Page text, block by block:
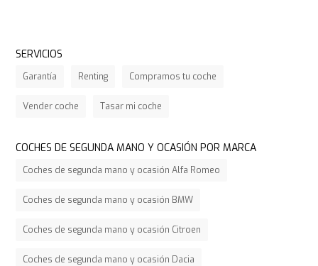
SERVICIOS
Garantía Renting Compramos tu coche
Vender coche Tasar mi coche
COCHES DE SEGUNDA MANO Y OCASIÓN POR MARCA
Coches de segunda mano y ocasión Alfa Romeo
Coches de segunda mano y ocasión BMW
Coches de segunda mano y ocasión Citroen
Coches de segunda mano y ocasión Dacia